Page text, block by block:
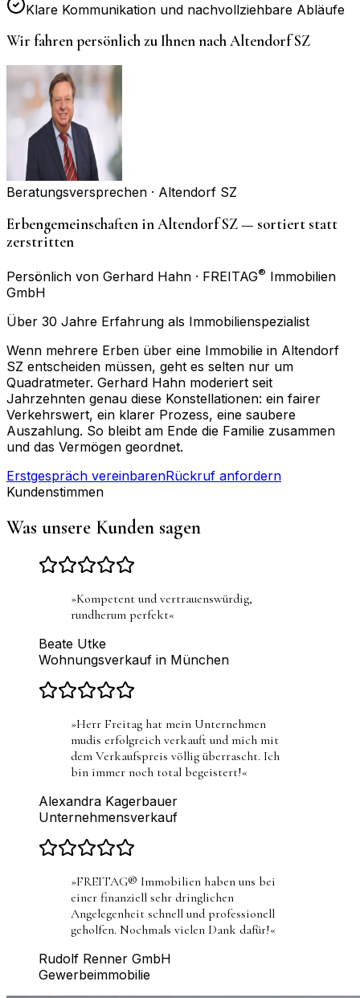
Klare Kommunikation und nachvollziehbare Abläufe
Wir fahren persönlich zu Ihnen nachAltendorf SZ
Beratungsversprechen · Altendorf SZ
Erbengemeinschaften in Altendorf SZ — sortiert statt
zerstritten
Persönlich von Gerhard Hahn · FREITAG® Immobilien
GmbH
Über 30 Jahre Erfahrung als Immobilienspezialist
Wenn mehrere Erben über eine Immobilie in Altendorf
SZ entscheiden müssen, geht es selten nur um
Quadratmeter. Gerhard Hahn moderiert seit
Jahrzehnten genau diese Konstellationen: ein fairer
Verkehrswert, ein klarer Prozess, eine saubere
Auszahlung. So bleibt am Ende die Familie zusammen
und das Vermögen geordnet.
Erstgespräch vereinbarenRückruf anfordern
Kundenstimmen
Was unsere Kunden sagen
»Kompetent und vertrauenswürdig,
rundherum perfekt«
Beate Utke
Wohnungsverkauf in München
»Herr Freitag hat mein Unternehmen
mudis erfolgreich verkauft und mich mit
dem Verkaufspreis völlig überrascht. Ich
bin immer noch total begeistert!«
Alexandra Kagerbauer
Unternehmensverkauf
»FREITAG® Immobilien haben uns bei
einer finanziell sehr dringlichen
Angelegenheit schnell und professionell
geholfen. Nochmals vielen Dank dafür!«
Rudolf Renner GmbH
Gewerbeimmobilie